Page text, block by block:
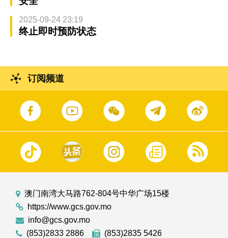
2025-09-24 23:19
终止即时预防状态
订阅频道
澳门南湾大马路762-804号中华广场15楼
https://www.gcs.gov.mo
info@gcs.gov.mo
(853)2833 2886
(853)2835 5426